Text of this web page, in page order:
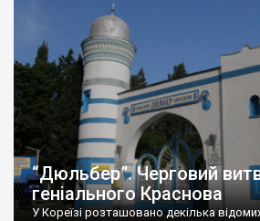
“Дюльбер”. Черговий
геніального Краснова
У Кореїзі розташовано декілька